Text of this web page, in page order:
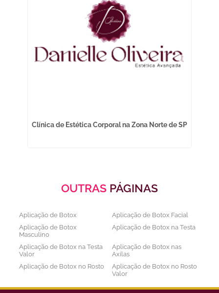
Clínica de Estética Corporal na Zona Norte de SP
OUTRAS PÁGINAS
Aplicação de Botox
Aplicação de Botox Facial
Aplicação de Botox
Masculino
Aplicação de Botox na Testa
Aplicação de Botox na Testa
Valor
Aplicação de Botox nas
Axilas
Aplicação de Botox no Rosto
Aplicação de Botox no Rosto
Valor
Aplicação de Botox nos
Aplicação de Botox Preço